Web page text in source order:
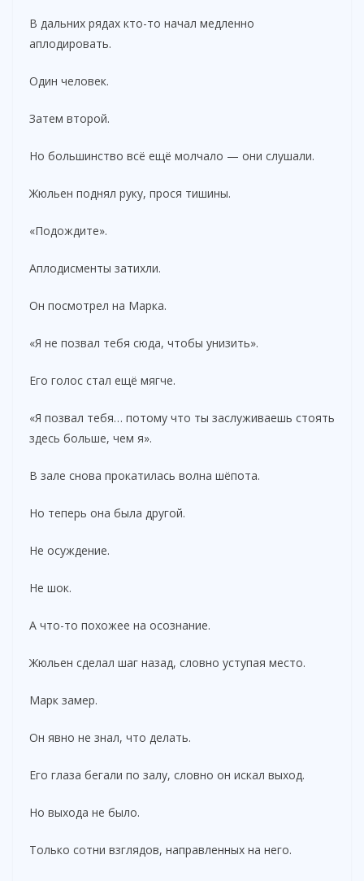
В дальних рядах кто-то начал медленно
аплодировать.
Один человек.
Затем второй.
Но большинство всё ещё молчало — они слушали.
Жюльен поднял руку, прося тишины.
«Подождите».
Аплодисменты затихли.
Он посмотрел на Марка.
«Я не позвал тебя сюда, чтобы унизить».
Его голос стал ещё мягче.
«Я позвал тебя… потому что ты заслуживаешь стоять
здесь больше, чем я».
В зале снова прокатилась волна шёпота.
Но теперь она была другой.
Не осуждение.
Не шок.
А что-то похожее на осознание.
Жюльен сделал шаг назад, словно уступая место.
Марк замер.
Он явно не знал, что делать.
Его глаза бегали по залу, словно он искал выход.
Но выхода не было.
Только сотни взглядов, направленных на него.